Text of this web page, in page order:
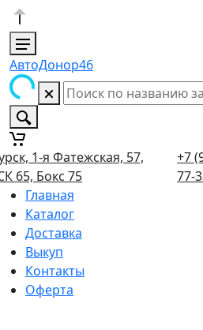
АвтоДонор46
1-я Фатежская, 57,
65, Бокс 75
+7
77-
Главная
Каталог
Доставка
Выкуп
Контакты
Оферта